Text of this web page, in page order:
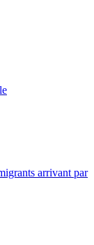
arrivant par